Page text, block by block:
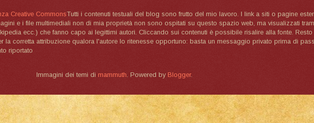
Creative CommonsTutti i contenuti testuali del blog sono frutto del mio lavoro. I link a siti o pagine
e i file multimediali non di mia proprietà non sono ospitati su questo spazio web, ma visualizzati
ecc.) che fanno capo ai legittimi autori. Cliccando sui contenuti è possibile risalire alla fonte.
corretta attribuzione qualora l'autore lo ritenesse opportuno: basta un messaggio privato prima di
riportato
Immagini dei temi di mammuth . Powered by Blogger.